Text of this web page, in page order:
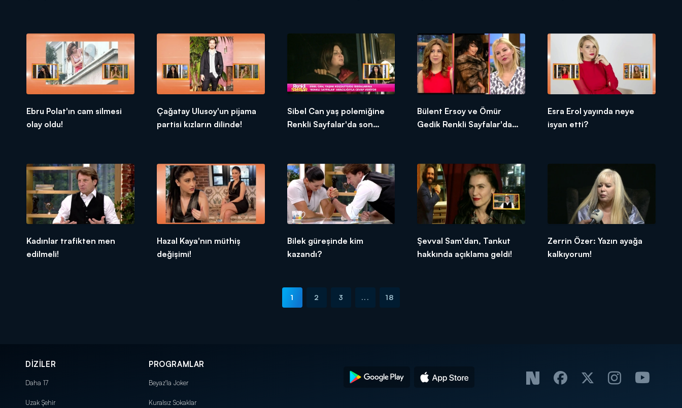
Ebru Polat'ın cam silmesi
olay oldu!
Çağatay Ulusoy'un pijama
partisi kızların dilinde!
Sibel Can yaş polemiğine
Renkli Sayfalar'da son
Bülent Ersoy ve Ömür
Gedik Renkli Sayfalar'da
Esra Erol yayında neye
isyan etti?
Kadınlar trafikten men
edilmeli!
Hazal Kaya'nın müthiş
değişimi!
Bilek güreşinde kim
kazandı?
Şevval Sam'dan, Tankut
hakkında açıklama geldi!
Zerrin Özer: Yazın ayağa
kalkıyorum!
1 2 3 ... 18
DİZİLER
Daha 17
Uzak Şehir
PROGRAMLAR
Beyaz'la Joker
Kuralsız Sokaklar